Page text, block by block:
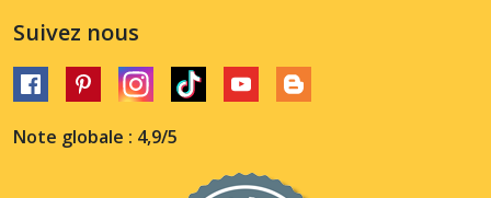
Suivez nous
Note globale : 4,9/5